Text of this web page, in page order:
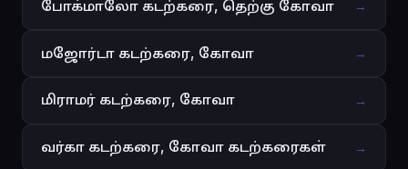
போக்மாலோ கடற்கரை, தெற்கு கோவா →
மஜோர்டா கடற்கரை, கோவா →
மிராமர் கடற்கரை, கோவா →
வர்கா கடற்கரை, கோவா கடற்கரைகள் →